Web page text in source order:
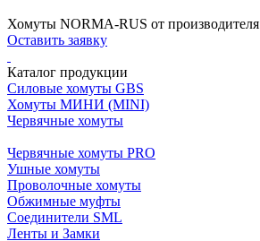
Хомуты NORMA-RUS от производителя
Оставить заявку
Каталог продукции
Силовые хомуты GBS
Хомуты МИНИ (MINI)
Червячные хомуты
Червячные хомуты PRO
Ушные хомуты
Проволочные хомуты
Обжимные муфты
Соединители SML
Ленты и Замки